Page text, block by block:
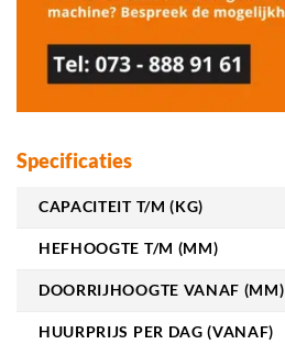
Specificaties
CAPACITEIT T/M (KG)
HEFHOOGTE T/M (MM)
DOORRIJHOOGTE VANAF (MM)
HUURPRIJS PER DAG (VANAF)